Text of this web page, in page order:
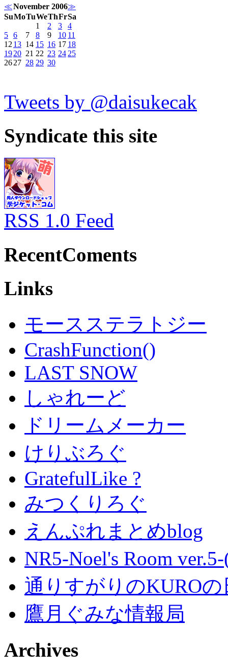
≪November 2006≫
SuMoTuWeThFrSa
1
2 3
4
5 6 7 8 9 10 11
12 13 14 15 16 17 18
1920 21 22 23 24 25
2627 28 29 30
Tweets by @daisukecak
Syndicate this site
RSS 1.0 Feed
RecentComents
Links
モースステラトジー
CrashFunction()
LAST SNOW
しゃれーど
ドリームメーカー
けりぶろぐ
GratefulLike ?
みつくりろぐ
えんぷれまとめblog
NR5-Noel's Room
通りすがりのKURO
鷹月ぐみな情報局
Archives